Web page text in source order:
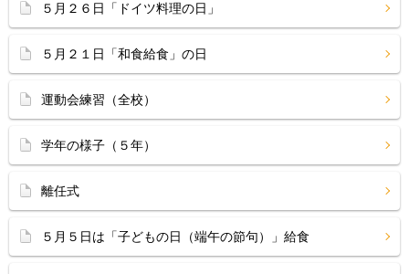
５月２６日「ドイツ料理の日」
５月２１日「和食給食」の日
運動会練習（全校）
学年の様子（５年）
離任式
５月５日は「子どもの日（端午の節句）」給食